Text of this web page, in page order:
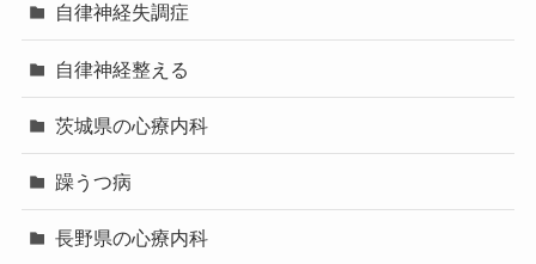
自律神経失調症
自律神経整える
茨城県の心療内科
躁うつ病
長野県の心療内科